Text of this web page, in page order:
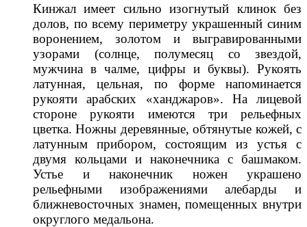
Кинжал имеет сильно изогнутый клинок без
долов, по всему периметру украшенный синим
воронением, золотом и выгравированными
узорами (солнце, полумесяц со звездой,
мужчина в чалме, цифры и буквы). Рукоять
латунная, цельная, по форме напоминается
рукояти арабских «ханджаров». На лицевой
стороне рукояти имеются три рельефных
цветка. Ножны деревянные, обтянутые кожей, с
латунным прибором, состоящим из устья с
двумя кольцами и наконечника с башмаком.
Устье и наконечник ножен украшено
рельефными изображениями алебарды и
ближневосточных знамен, помещенных внутри
округлого медальона.